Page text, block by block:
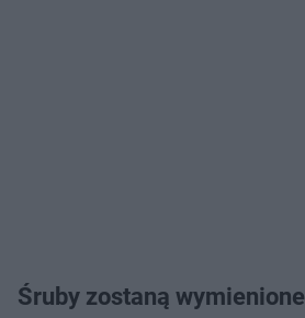
Śruby zostaną wymienione